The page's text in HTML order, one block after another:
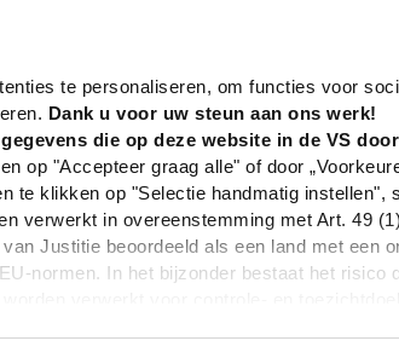
te personaliseren, om functies voor
Dank u voor uw steun aan ons werk!
die op deze website in de VS
op "Accepteer graag alle" of door
te klikken op "Selectie handmatig instellen",
verwerkt in overeenstemming met Art. 49
Justitie beoordeeld als een land met een
normen. In het bijzonder bestaat het risico